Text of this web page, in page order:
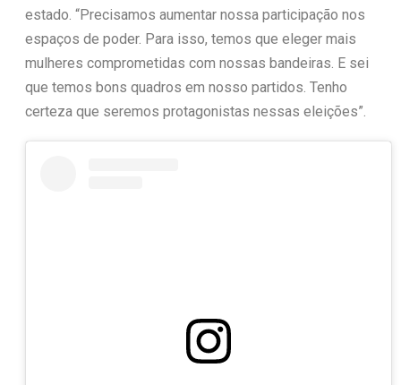
estado. “Precisamos aumentar nossa participação nos
espaços de poder. Para isso, temos que eleger mais
mulheres comprometidas com nossas bandeiras. E sei
que temos bons quadros em nosso partidos. Tenho
certeza que seremos protagonistas nessas eleições”.